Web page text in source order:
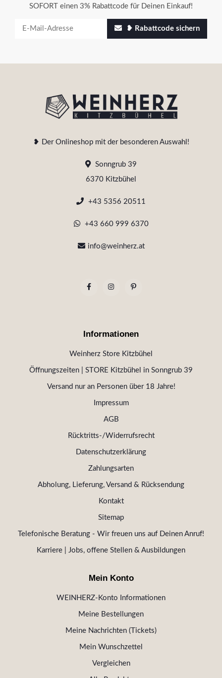
SOFORT einen 3% Rabattcode für Deinen Einkauf!
❥ Rabattcode sichern
❥ Der Onlineshop mit der besonderen Auswahl!
Sonngrub 39
6370 Kitzbühel
+43 5356 20511
+43 660 999 6370
info@weinherz.at
Informationen
Weinherz Store Kitzbühel
Öffnungszeiten | STORE Kitzbühel in Sonngrub 39
Versand nur an Personen über 18 Jahre!
Impressum
AGB
Rücktritts-/Widerrufsrecht
Datenschutzerklärung
Zahlungsarten
Abholung, Lieferung, Versand & Rücksendung
Kontakt
Sitemap
Telefonische Beratung - Wir freuen uns auf Deinen Anruf!
Karriere | Jobs, offene Stellen & Ausbildungen
Mein Konto
WEINHERZ-Konto Informationen
Meine Bestellungen
Meine Nachrichten (Tickets)
Mein Wunschzettel
Vergleichen